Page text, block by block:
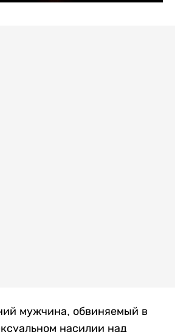
мужчина, обвиняемый в
насилии над